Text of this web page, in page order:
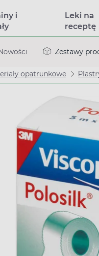
i
Leki na
receptę
Zestawy
opatrunkowe